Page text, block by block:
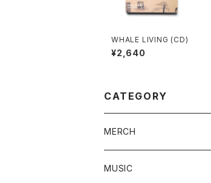
WHALE LIVING (CD)
¥2,640
CATEGORY
MERCH
MUSIC